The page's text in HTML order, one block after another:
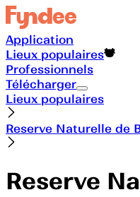
Application
Lieux populaires
Professionnels
Télécharger
Lieux populaires
Reserve Naturelle de
Reserve